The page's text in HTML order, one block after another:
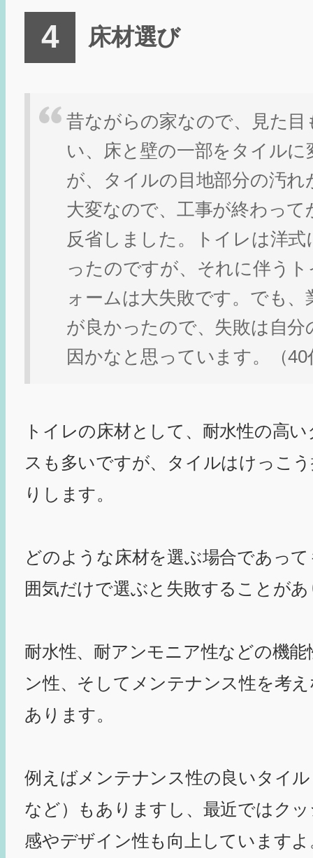
床材選び
昔ながらの家なので、見た目
い、床と壁の一部をタイル
が、タイルの目地部分の汚れ
大変なので、工事が終わって
反省しました。トイレは洋
ったのですが、それに伴う
ォームは大失敗です。でも、
が良かったので、失敗は自分
因かなと思っています。（40
トイレの床材として、耐水性の高
スも多いですが、タイルはけっこ
りします。
どのような床材を選ぶ場合であっ
囲気だけで選ぶと失敗することが
耐水性、耐アンモニア性などの機
ン性、そしてメンテナンス性を考
あります。
例えばメンテナンス性の良いタイ
など）もありますし、最近ではク
感やデザイン性も向上していますよ